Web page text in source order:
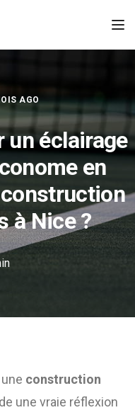
AGO
un éclairage
en
à Nice ?
construction
une vraie réflexion